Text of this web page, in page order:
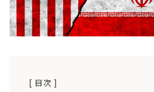
メールマガジン登録
よくある質問
[ 目次 ]